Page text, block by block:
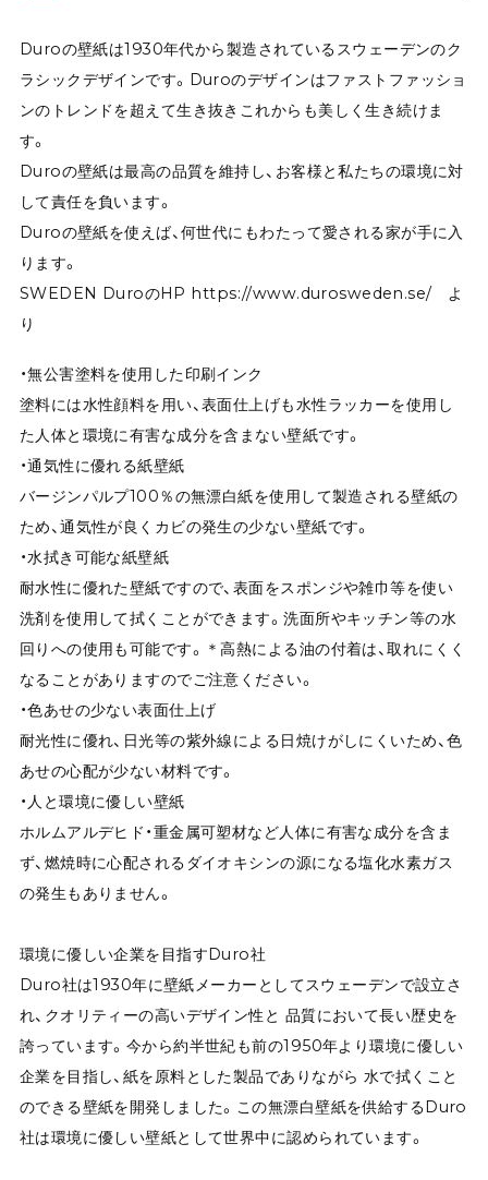
Duroの壁紙は1930年代から製造されているスウェーデンのク
ラシックデザインです。Duroのデザインはファストファッショ
ンのトレンドを超えて生き抜きこれからも美しく生き続けま
す。
Duroの壁紙は最高の品質を維持し、お客様と私たちの環境に対
して責任を負います。
Duroの壁紙を使えば、何世代にもわたって愛される家が手に入
ります。
SWEDEN DuroのHP https://www.durosweden.se/よ
り
・無公害塗料を使用した印刷インク
塗料には水性顔料を用い、表面仕上げも水性ラッカーを使用し
た人体と環境に有害な成分を含まない壁紙です。
・通気性に優れる紙壁紙
バージンパルプ100％の無漂白紙を使用して製造される壁紙の
ため、通気性が良くカビの発生の少ない壁紙です。
・水拭き可能な紙壁紙
耐水性に優れた壁紙ですので、表面をスポンジや雑巾等を使い
洗剤を使用して拭くことができます。洗面所やキッチン等の水
回りへの使用も可能です。＊高熱による油の付着は、取れにくく
なることがありますのでご注意ください。
・色あせの少ない表面仕上げ
耐光性に優れ、日光等の紫外線による日焼けがしにくいため、色
あせの心配が少ない材料です。
・人と環境に優しい壁紙
ホルムアルデヒド・重金属可塑材など人体に有害な成分を含ま
ず、燃焼時に心配されるダイオキシンの源になる塩化水素ガス
の発生もありません。
環境に優しい企業を目指すDuro社
Duro社は1930年に壁紙メーカーとしてスウェーデンで設立さ
れ、クオリティーの高いデザイン性と 品質において長い歴史を
誇っています。今から約半世紀も前の1950年より環境に優しい
企業を目指し、紙を原料とした製品でありながら 水で拭くこと
のできる壁紙を開発しました。この無漂白壁紙を供給するDuro
社は環境に優しい壁紙として世界中に認められています。